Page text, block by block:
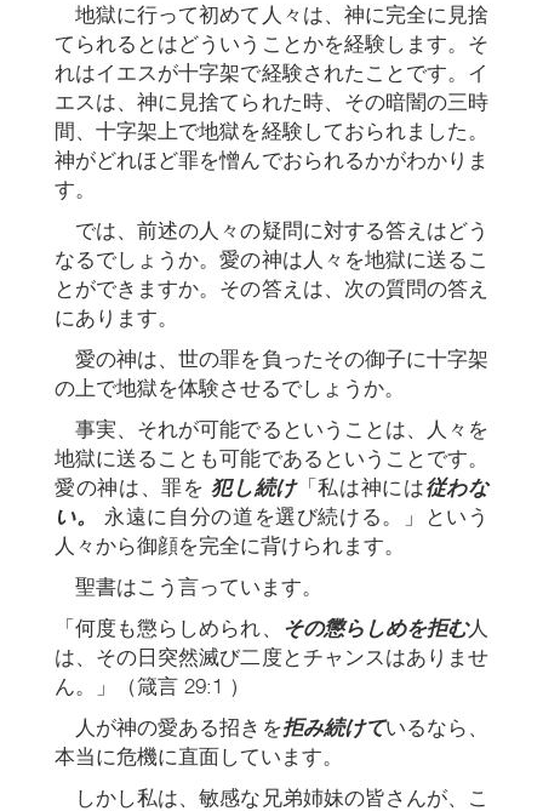
地獄に行って初めて人々は、神に完全に見捨
てられるとはどういうことかを経験します。そ
れはイエスが十字架で経験されたことです。イ
エスは、神に見捨てられた時、その暗闇の三時
間、十字架上で地獄を経験しておられました。
神がどれほど罪を憎んでおられるかがわかりま
す。
では、前述の人々の疑問に対する答えはどう
なるでしょうか。愛の神は人々を地獄に送るこ
とができますか。その答えは、次の質問の答え
にあります。
愛の神は、世の罪を負ったその御子に十字架
の上で地獄を体験させるでしょうか。
事実、それが可能でるということは、人々を
地獄に送ることも可能であるということです。
愛の神は、罪を犯し続け「私は神には従わな
い。
永遠に自分の道を選び続ける。」という
人々から御顔を完全に背けられます。
聖書はこう言っています。
「何度も懲らしめられ、
その懲らしめを拒む人
は、その日突然滅び二度とチャンスはありませ
ん。」（箴言 29:1 ）
人が神の愛ある招きを拒み続けているなら、
本当に危機に直面しています。
しかし私は、敏感な兄弟姉妹の皆さんが、こ